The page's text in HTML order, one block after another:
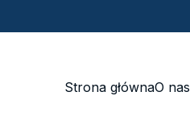
Strona głównaO nas